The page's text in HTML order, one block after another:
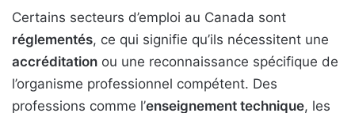
Certains secteurs d’emploi au Canada sont
réglementés, ce qui signifie qu’ils nécessitent une
accréditation ou une reconnaissance spécifique de
l’organisme professionnel compétent. Des
professions comme l’enseignement technique, les